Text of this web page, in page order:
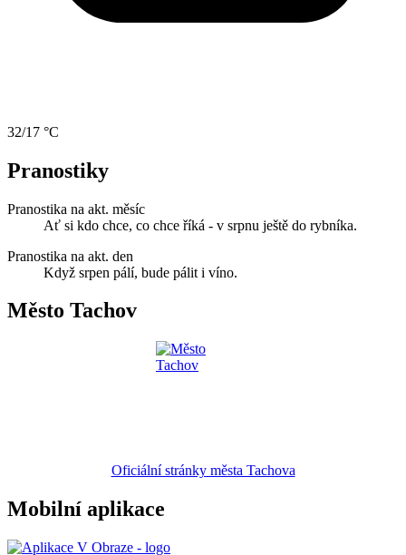
32/17 °C
Pranostiky
Pranostika na akt. měsíc
Ať si kdo chce, co chce říká - v srpnu ještě do rybníka.
Pranostika na akt. den
Když srpen pálí, bude pálit i víno.
Město Tachov
Oficiální stránky města Tachova
Mobilní aplikace